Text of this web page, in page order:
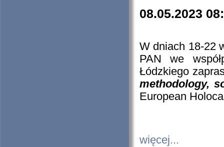
08.05.2023
W dniach 18-22
PAN we
Łódzkiego
methodology,
European
więcej...